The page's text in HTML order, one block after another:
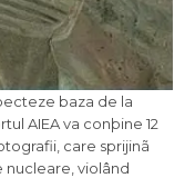
baza de la
AIEA va conþine 12
care sprijinã
nucleare, violând